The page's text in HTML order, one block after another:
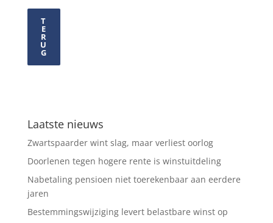
T
E
R
U
G
Laatste nieuws
Zwartspaarder wint slag, maar verliest oorlog
Doorlenen tegen hogere rente is winstuitdeling
Nabetaling pensioen niet toerekenbaar aan eerdere
jaren
Bestemmingswijziging levert belastbare winst op